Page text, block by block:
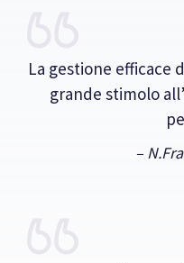
La gestione efficace
grande stimolo
–